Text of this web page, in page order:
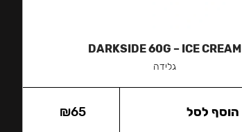
DARKSIDE 60G – ICE CREAM
גלידה
₪65 הוסף לסל